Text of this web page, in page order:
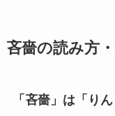
吝嗇の読み方
「吝嗇」は「り